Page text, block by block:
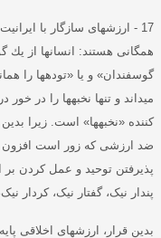
17 -
ارزشهاى سازگار با
همگانى هستند : انسانها از
گوسفندان» و يا «توده‏ها را
ميداند و تنها نخبه‏ها را در
کننده «نخبه‏ها» است زيرا
ضد ارزشى كه زور است افزون
پذيرفتن توحيد و عمل كردن
پندار نیک، گفتار نیک، کردار
بدین قرار، ارزشهای اخلاقی